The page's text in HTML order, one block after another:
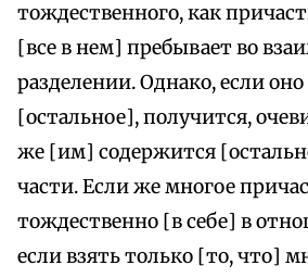
тождественного, как
[все в нем] пребывает во
разделении. Однако, если
[остальное], получится,
же [им] содержится
части. Если же многое
тождественно [в себе] в
если взять только [то, что]